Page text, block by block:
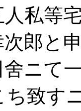
人私等
郎と
ニて
ち致す